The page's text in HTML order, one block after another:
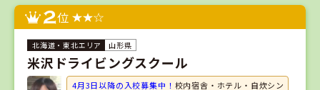
2位
山形県
米沢ドライビングスクール
4月3日以降の入校募集中！ 校内宿舎・ホテル・自炊シン